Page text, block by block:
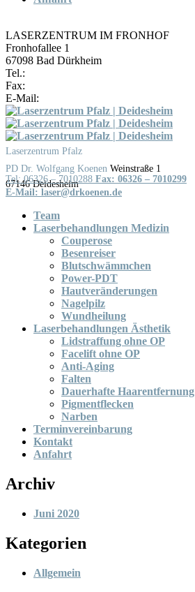
LASERZENTRUM IM FRONHOF
Fronhofallee 1
67098 Bad Dürkheim
Tel.:
Fax:
E-Mail:
Skip
to
content
Laserzentrum Pfalz
Weinstraße 1
Tel: 06326 – 7010288 Fax: 06326 – 7010299
Team
Laserbehandlungen Medizin
Couperose
Besenreiser
Blutschwämmchen
Power-PDT
Hautveränderungen
Nagelpilz
Wundheilung
Laserbehandlungen Ästhetik
Lidstraffung ohne OP
Facelift ohne OP
Anti-Aging
Falten
Dauerhafte Haarentfernung
Pigmentflecken
Narben
Terminvereinbarung
Kontakt
Anfahrt
Archiv
Juni 2020
Kategorien
Allgemein